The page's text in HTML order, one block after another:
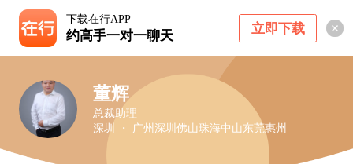
下载在行APP
约高手一对一聊天 立即下载
董辉
总裁助理
深圳 ・ 广州深圳佛山珠海中山东莞惠州